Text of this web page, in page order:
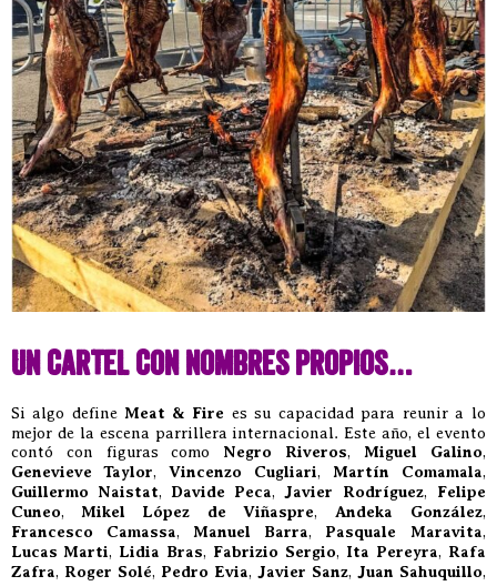
Un cartel con nombres propios…
Si algo define Meat & Fire es su capacidad para reunir a lo
mejor de la escena parrillera internacional. Este año, el evento
contó con figuras como Negro Riveros, Miguel Galino,
Genevieve Taylor, Vincenzo Cugliari, Martín Comamala,
Guillermo Naistat, Davide Peca, Javier Rodríguez, Felipe
Cuneo, Mikel López de Viñaspre, Andeka González,
Francesco Camassa, Manuel Barra, Pasquale Maravita,
Lucas Marti, Lidia Bras, Fabrizio Sergio, Ita Pereyra, Rafa
Zafra, Roger Solé, Pedro Evia, Javier Sanz, Juan Sahuquillo,